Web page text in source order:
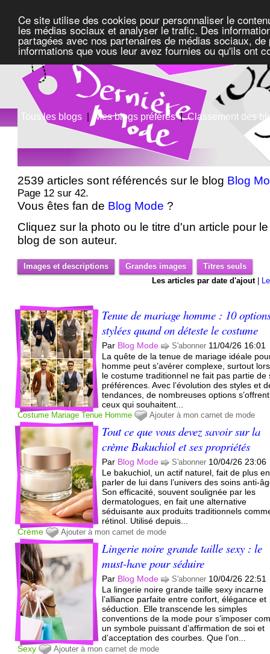
Ce site utilise des cookies pour personnaliser le
les médias sociaux et analyser le trafic. Des
partagées avec nos partenaires de médias sociaux,
informations que vous leur avez fournies ou qu'ils ont
Tous les blogs | Mes blogs préférés|Classement des
2539 articles sont référencés sur le blog Blog
Page 12 sur 42.
Vous êtes fan de Blog Mode ?
Cliquez sur la photo ou le titre d'un article pour
blog de son auteur.
Images et descriptions Grandes images
Titres seuls
Les articles par date d'ajout|
Tenue de mariage homme : 10
stylées quand on déteste le costume
Par Blog Mode S'abonner 11/04/26 16:01
La quête de la tenue de mariage idéale
homme peut s’avérer complexe, surtout
le costume traditionnel ne fait pas partie de
préférences. Avec l’évolution des styles et
tendances, de nombreuses options
ceux qui souhaitent...
Costume Mariage Tenue Homme Ajouter à mon carnet de mode
Tout ce que vous devez savoir sur la
crème Bakuchiol et ses propriétés
Par Blog Mode S'abonner 10/04/26 23:06
Le bakuchiol, un actif naturel, fait de plus
parler de lui dans l’univers des soins anti-
Son efficacité, souvent soulignée par les
dermatologues, en fait une alternative
séduisante aux produits traditionnels
rétinol. Utilisé depuis...
Crème
Ajouter à mon carnet de mode
Lingerie noire grande taille sexy : le
must-have pour séduire
Par Blog Mode S'abonner 10/04/26 22:51
La lingerie noire grande taille sexy incarne
l’alliance parfaite entre confort, élégance et
séduction. Elle transcende les simples
conventions de la mode pour s’imposer
un symbole puissant d’affirmation de soi et
d’acceptation des courbes. Que l’on...
Sexy
Ajouter à mon carnet de mode